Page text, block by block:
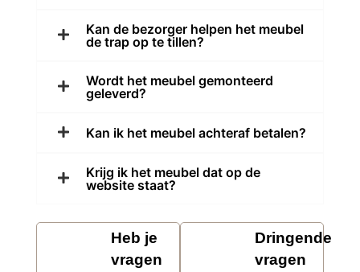
Kan de bezorger helpen het meubel
de trap op te tillen?
Wordt het meubel gemonteerd
geleverd?
Kan ik het meubel achteraf betalen?
Krijg ik het meubel dat op de
website staat?
Heb je
vragen
Dringende
vragen